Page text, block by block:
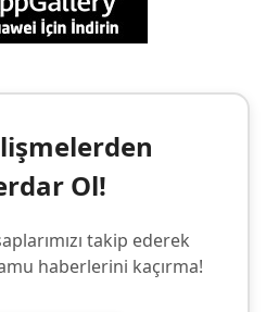
Ol!
takip ederek
haberlerini kaçırma!